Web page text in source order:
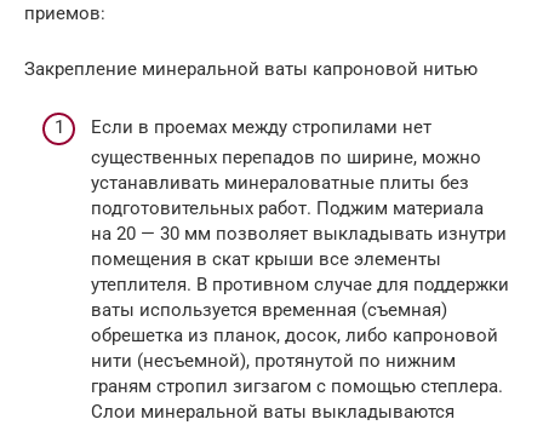
приемов:
Закрепление минеральной ваты капроновой нитью
Если в проемах между стропилами нет
существенных перепадов по ширине, можно
устанавливать минераловатные плиты без
подготовительных работ. Поджим материала
на 20 — 30 мм позволяет выкладывать изнутри
помещения в скат крыши все элементы
утеплителя. В противном случае для поддержки
ваты используется временная (съемная)
обрешетка из планок, досок, либо капроновой
нити (несъемной), протянутой по нижним
граням стропил зигзагом с помощью степлера.
Слои минеральной ваты выкладываются